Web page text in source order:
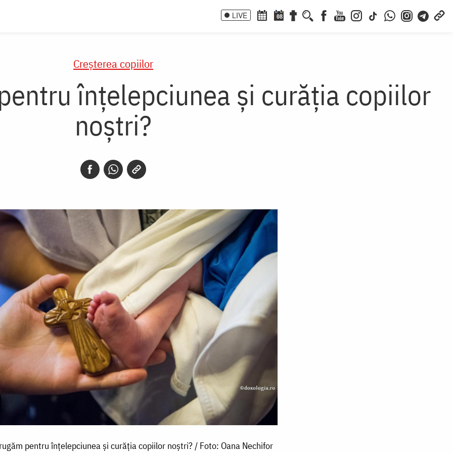
LIVE 08
Creşterea copiilor
înțelepciunea și curăția copiilor
noștri?
pentru înțelepciunea și curăția copiilor noștri? / Foto: Oana Nechifor